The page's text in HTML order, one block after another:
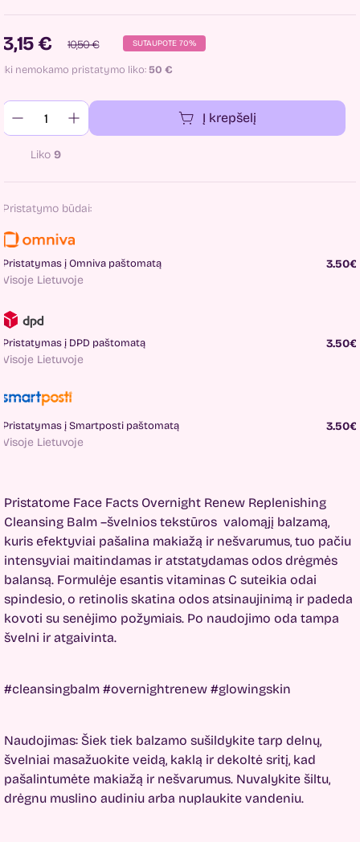
3,15 € 10,50 € SUTAUPOTE 70%
Iki nemokamo pristatymo liko:50 €
Į krepšelį
Liko 9
Pristatymo būdai:
Pristatymas į Omniva paštomatą
Visoje Lietuvoje
3.50€
Pristatymas į DPD paštomatą
Visoje Lietuvoje
3.50€
Pristatymas į Smartposti paštomatą
Visoje Lietuvoje
3.50€
Pristatome Face Facts Overnight Renew Replenishing
Cleansing Balm –švelnios tekstūros valomąjį balzamą,
kuris efektyviai pašalina makiažą ir nešvarumus, tuo pačiu
intensyviai maitindamas ir atstatydamas odos drėgmės
balansą. Formulėje esantis vitaminas C suteikia odai
spindesio, o retinolis skatina odos atsinaujinimą ir padeda
kovoti su senėjimo požymiais. Po naudojimo oda tampa
švelni ir atgaivinta.
#cleansingbalm #overnightrenew #glowingskin
Naudojimas: Šiek tiek balzamo sušildykite tarp delnų,
švelniai masažuokite veidą, kaklą ir dekoltė sritį, kad
pašalintumėte makiažą ir nešvarumus. Nuvalykite šiltu,
drėgnu muslino audiniu arba nuplaukite vandeniu.